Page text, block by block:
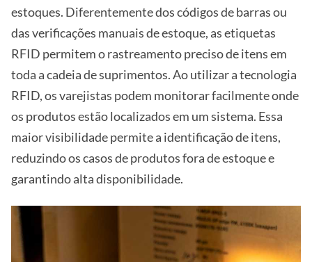
estoques. Diferentemente dos códigos de barras ou
das verificações manuais de estoque, as etiquetas
RFID permitem o rastreamento preciso de itens em
toda a cadeia de suprimentos. Ao utilizar a tecnologia
RFID, os varejistas podem monitorar facilmente onde
os produtos estão localizados em um sistema. Essa
maior visibilidade permite a identificação de itens,
reduzindo os casos de produtos fora de estoque e
garantindo alta disponibilidade.